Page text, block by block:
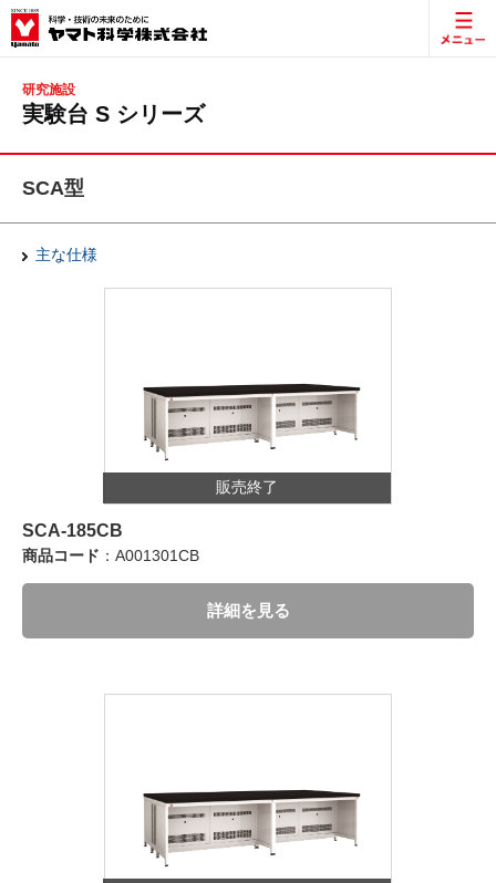
研究施設
実験台 S シリーズ
SCA型
主な仕様
販売終了
SCA-185CB
商品コード ：A001301CB
詳細を見る